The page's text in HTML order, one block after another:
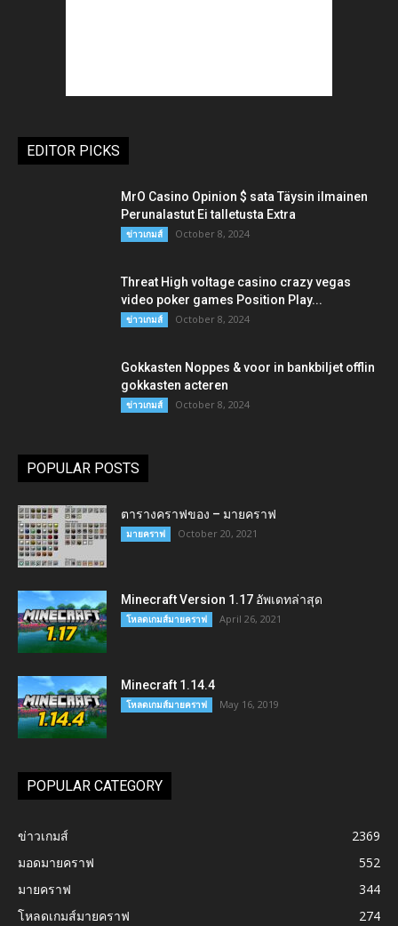
EDITOR PICKS
MrO Casino Opinion $ sata Täysin ilmainen
Perunalastut Ei talletusta Extra
ข่าวเกมส์ October 8, 2024
Threat High voltage casino crazy vegas
video poker games Position Play...
ข่าวเกมส์ October 8, 2024
Gokkasten Noppes & voor in bankbiljet offlin
gokkasten acteren
ข่าวเกมส์ October 8, 2024
POPULAR POSTS
ตารางคราฟของ – มายคราฟ
มายคราฟ October 20, 2021
Minecraft Version 1.17 อัพเดทล่าสุด
โหลดเกมส์มายคราฟ April 26, 2021
Minecraft 1.14.4
โหลดเกมส์มายคราฟ May 16, 2019
POPULAR CATEGORY
ข่าวเกมส์
2369
มอดมายคราฟ
552
มายคราฟ
344
โหลดเกมส์มายคราฟ
274